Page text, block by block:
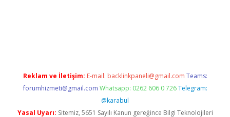
Reklam ve İletişim: E-mail: backlinkpaneli@gmail.com Teams:
forumhizmeti@gmail.com Whatsapp: 0262 606 0 726 Telegram:
@karabul
Yasal Uyarı: Sitemiz, 5651 Sayılı Kanun gereğince Bilgi Teknolojileri